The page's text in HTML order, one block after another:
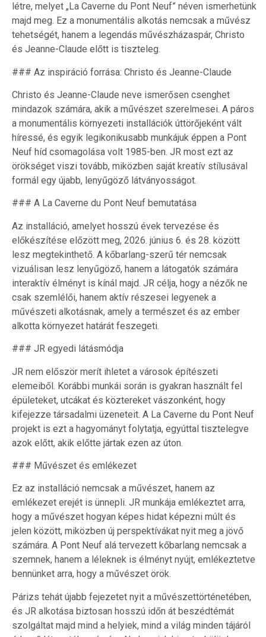
létre, melyet „La Caverne du Pont Neuf” néven ismerhetünk
majd meg. Ez a monumentális alkotás nemcsak a művész
tehetségét, hanem a legendás művészházaspár, Christo
és Jeanne-Claude előtt is tiszteleg.
### Az inspiráció forrása: Christo és Jeanne-Claude
Christo és Jeanne-Claude neve ismerősen csenghet
mindazok számára, akik a művészet szerelmesei. A páros
a monumentális környezeti installációk úttörőjeként vált
híressé, és egyik legikonikusabb munkájuk éppen a Pont
Neuf híd csomagolása volt 1985-ben. JR most ezt az
örökséget viszi tovább, miközben saját kreatív stílusával
formál egy újabb, lenyűgöző látványosságot.
### A La Caverne du Pont Neuf bemutatása
Az installáció, amelyet hosszú évek tervezése és
előkészítése előzött meg, 2026. június 6. és 28. között
lesz megtekinthető. A kőbarlang-szerű tér nemcsak
vizuálisan lesz lenyűgöző, hanem a látogatók számára
interaktív élményt is kínál majd. JR célja, hogy a nézők ne
csak szemlélői, hanem aktív részesei legyenek a
művészeti alkotásnak, amely a természet és az ember
alkotta környezet határát feszegeti.
### JR egyedi látásmódja
JR nem először merít ihletet a városok építészeti
elemeiből. Korábbi munkái során is gyakran használt fel
épületeket, utcákat és köztereket vászonként, hogy
kifejezze társadalmi üzeneteit. A La Caverne du Pont Neuf
projekt is ezt a hagyományt folytatja, egyúttal tisztelegve
azok előtt, akik előtte jártak ezen az úton.
### Művészet és emlékezet
Ez az installáció nemcsak a művészet, hanem az
emlékezet erejét is ünnepli. JR munkája emlékeztet arra,
hogy a művészet hogyan képes hidat képezni múlt és
jelen között, miközben új perspektívákat nyit meg a jövő
számára. A Pont Neuf alá tervezett kőbarlang nemcsak a
szemnek, hanem a léleknek is élményt nyújt, emlékeztetve
bennünket arra, hogy a művészet örök.
Párizs tehát újabb fejezetet nyit a művészettörténetében,
és JR alkotása biztosan hosszú időn át beszédtémát
szolgáltat majd mind a helyiek, mind a világ minden tájáról